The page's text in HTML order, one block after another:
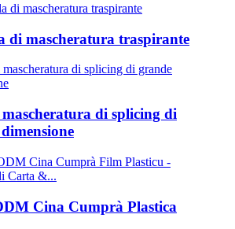
di mascheratura traspirante
di splicing di
Cina Cumprà Plastica